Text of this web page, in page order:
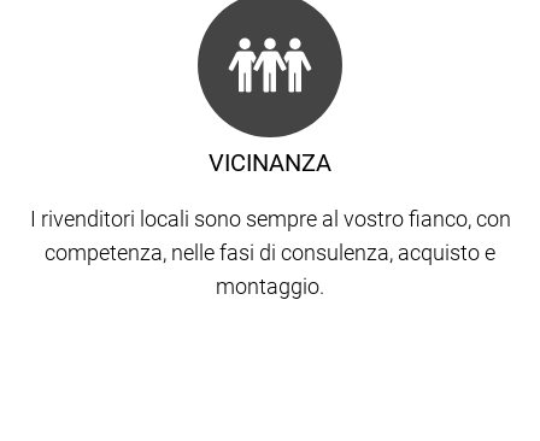
VICINANZA
I rivenditori locali sono sempre al vostro fianco, con
competenza, nelle fasi di consulenza, acquisto e
montaggio.